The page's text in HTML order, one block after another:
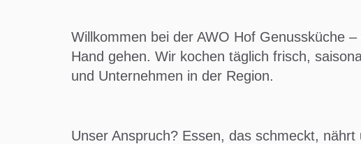
Willkommen bei der AWO Hof Genussküche
Hand gehen. Wir kochen täglich frisch,
und Unternehmen in der Region.
Unser Anspruch? Essen, das schmeckt, nährt